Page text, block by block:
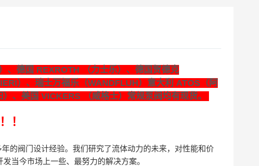
、德国 REXROTH （力士乐）、德国贺德克
）、瑞士万福乐（WANDFLUH）意大利 ATOS（阿
、美国 VICKERS （威格士）常规泵阀均有现货。
！
阀门设计经验。我们研究了流体动力的未来，对性能和价
当今市场上一些、最努力的解决方案。